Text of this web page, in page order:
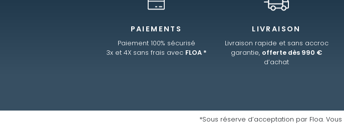
PAIEMENTS
Paiement 100% sécurisé
3x et 4X sans frais avec FLOA *
LIVRAISON
Livraison rapide et sans accroc
garantie, offerte dès 990 €
d’achat
*Sous réserve d’acceptation par Floa.